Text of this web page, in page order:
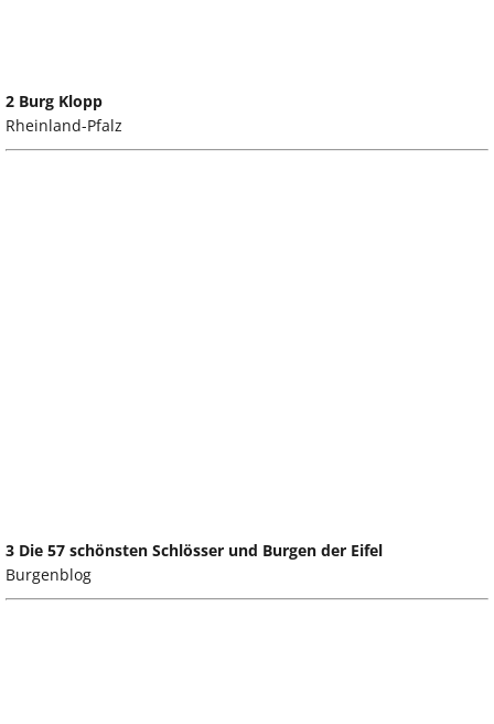
2 Burg Klopp
Rheinland-Pfalz
3 Die 57 schönsten Schlösser und Burgen der Eifel
Burgenblog